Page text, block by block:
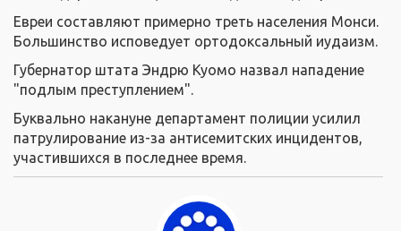
Евреи составляют примерно треть населения Монси.
Большинство исповедует ортодоксальный иудаизм.
Губернатор штата Эндрю Куомо назвал нападение
"подлым преступлением".
Буквально накануне департамент полиции усилил
патрулирование из-за антисемитских инцидентов,
участившихся в последнее время.